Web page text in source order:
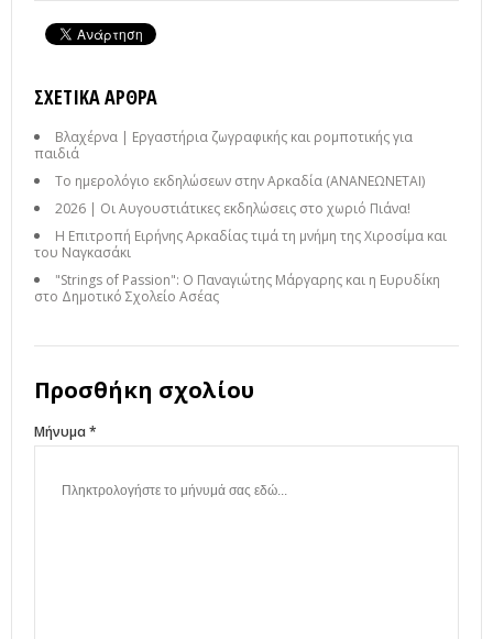
ΣΧΕΤΙΚΆ ΆΡΘΡΑ
Βλαχέρνα | Εργαστήρια ζωγραφικής και ρομποτικής για
παιδιά
Το ημερολόγιο εκδηλώσεων στην Αρκαδία (ΑΝΑΝΕΩΝΕΤΑΙ)
2026 | Οι Αυγουστιάτικες εκδηλώσεις στο χωριό Πιάνα!
Η Επιτροπή Ειρήνης Αρκαδίας τιμά τη μνήμη της Χιροσίμα και
του Ναγκασάκι
"Strings of Passion": Ο Παναγιώτης Μάργαρης και η Ευρυδίκη
στο Δημοτικό Σχολείο Ασέας
Προσθήκη σχολίου
Μήνυμα *